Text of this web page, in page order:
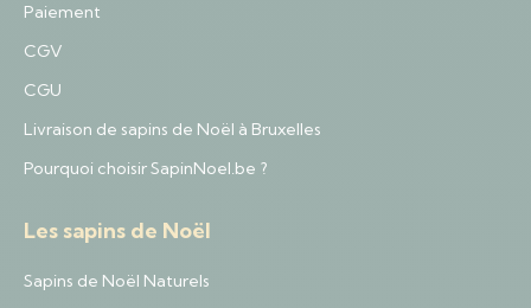
Paiement
CGV
CGU
Livraison de sapins de Noël à Bruxelles
Pourquoi choisir SapinNoel.be ?
Les sapins de Noël
Sapins de Noël Naturels